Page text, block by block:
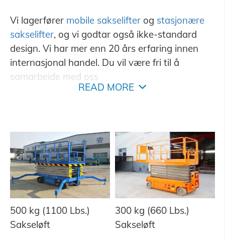
Vi lagerfører mobile sakselifterog stasjonære
sakselifter, og vi godtar også ikke-standard
design. Vi har mer enn 20 års erfaring innen
internasjonal handel. Du vil være fri til å
samarbeide med oss
READ MORE
500 kg (1100 Lbs.)
Sakseløft
300 kg (660 Lbs.)
Sakseløft